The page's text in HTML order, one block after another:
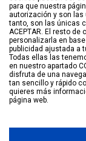
LISTA DE
GUARDAR EN
BUSCAR
Haga clic para más
Filtro
para que nuestra
autorización y son
tanto, son las únicas
ACEPTAR. El resto
personalizarla en
publicidad ajustada a
Todas ellas las
en nuestro apartado
disfruta de una
tan sencillo y rápido
quieres más
página web.